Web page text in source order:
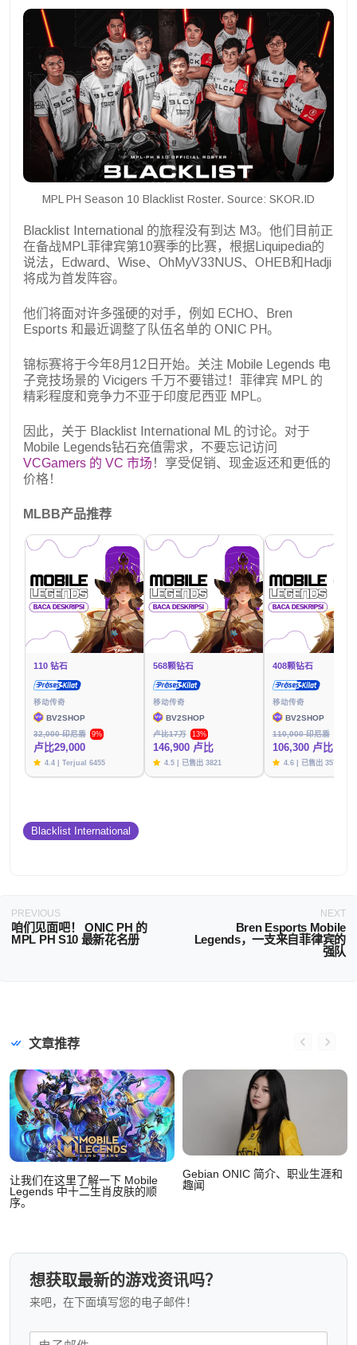
MPL PH Season 10 Blacklist Roster. Source: SKOR.ID
Blacklist International 的旅程没有到达 M3。他们目前正
在备战MPL菲律宾第10赛季的比赛，根据Liquipedia的
说法，Edward、Wise、OhMyV33NUS、OHEB和Hadji
将成为首发阵容。
他们将面对许多强硬的对手，例如 ECHO、Bren
Esports 和最近调整了队伍名单的 ONIC PH。
锦标赛将于今年8月12日开始。关注 Mobile Legends 电
子竞技场景的 Vicigers 千万不要错过！菲律宾 MPL 的
精彩程度和竞争力不亚于印度尼西亚 MPL。
因此，关于 Blacklist International ML 的讨论。对于
Mobile Legends钻石充值需求，不要忘记访问
VCGamers 的 VC 市场 ！享受促销、现金返还和更低的
价格！
MLBB产品推荐
110 钻石
移动传奇
BV2SHOP
32,000 印尼盾
9%
卢比29,000
4.4 | Terjual 6455
568颗钻石
移动传奇
BV2SHOP
卢比17万
13%
146,900 卢比
4.5 | 已售出 3821
408颗钻石
移动传奇
BV2SHOP
110,000 印尼盾
106,300 卢比
4.6 | 已售出 3576
Blacklist International
PREVIOUS
咱们见面吧！ ONIC PH 的
MPL PH S10 最新花名册
NEXT
Bren Esports Mobile
Legends，一支来自菲律宾的
强队
文章推荐
让我们在这里了解一下 Mobile
Legends 中十二生肖皮肤的顺
序。
Gebian ONIC 简介、职业生涯和
趣闻
想获取最新的游戏资讯吗？
来吧，在下面填写您的电子邮件！